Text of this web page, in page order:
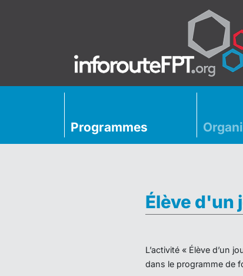
Programmes
Élève d'un
L’activité « Élève d’un
dans le programme de